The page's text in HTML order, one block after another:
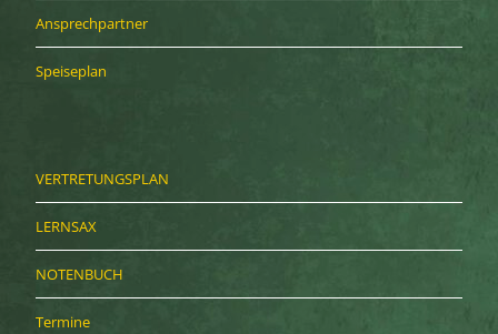
Ansprechpartner
Speiseplan
VERTRETUNGSPLAN
LERNSAX
NOTENBUCH
Termine